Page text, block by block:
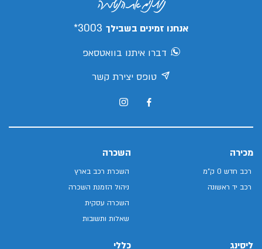
אנחנו זמינים בשבילך 3003*
דברו איתנו בוואטסאפ
טופס יצירת קשר
מכירה
רכב חדש 0 ק"מ
רכב יד ראשונה
השכרה
השכרת רכב בארץ
ניהול הזמנת השכרה
השכרה עסקית
שאלות ותשובות
ליסינג כללי